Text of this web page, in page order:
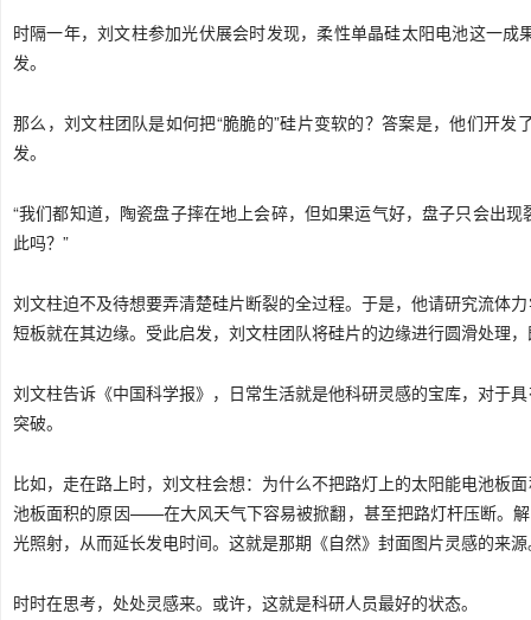
时隔一年，刘文柱参加光伏展会时发现，柔性单晶硅太阳电池这一
发。
那么，刘文柱团队是如何把“脆脆的”硅片变软的？答案是，他们开
发。
“我们都知道，陶瓷盘子摔在地上会碎，但如果运气好，盘子只会出
此吗？”
刘文柱迫不及待想要弄清楚硅片断裂的全过程。于是，他请研究流体
短板就在其边缘。受此启发，刘文柱团队将硅片的边缘进行圆滑处理
刘文柱告诉《中国科学报》，日常生活就是他科研灵感的宝库，对于
突破。
比如，走在路上时，刘文柱会想：为什么不把路灯上的太阳能电池板
池板面积的原因——在大风天气下容易被掀翻，甚至把路灯杆压断。
光照射，从而延长发电时间。这就是那期《自然》封面图片灵感的来
时时在思考，处处灵感来。或许，这就是科研人员最好的状态。